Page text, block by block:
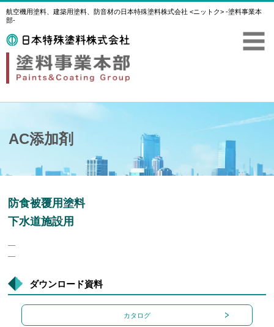
航空機用塗料、建築用塗料、防音材の日本特殊塗料株式会社 <ニットク> -塗料事業本
部-
AC添加剤
防食被覆用塗料
下水道施設用
―
―
ダウンロード資料
カタログ